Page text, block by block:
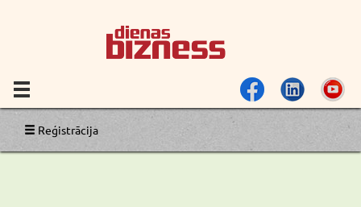
Reģistrācija